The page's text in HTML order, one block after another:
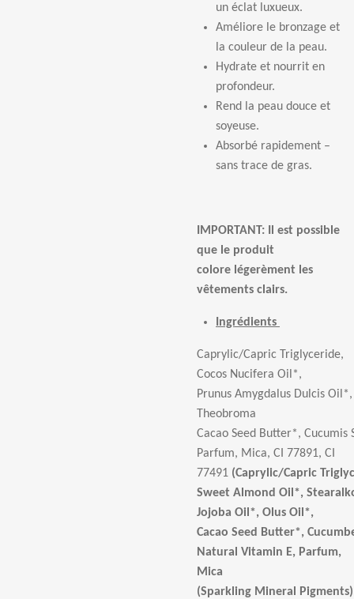
un éclat luxueux.
Améliore le bronzage et
la couleur de la peau.
Hydrate et nourrit en
profondeur.
Rend la peau douce et
soyeuse.
Absorbé rapidement –
sans trace de gras.
IMPORTANT: Il est possible
que le produit
colore légerèment les
vêtements clairs.
Ingrédients
Caprylic/Capric Triglyceride,
Cocos Nucifera Oil*,
Prunus Amygdalus Dulcis
Theobroma
Cacao Seed Butter*, Cucumis
Parfum, Mica, CI 77891, CI
77491 (Caprylic/Capric
Sweet Almond Oil*,
Jojoba Oil*, Olus Oil*,
Cacao Seed Butter*,
Natural Vitamin E, Parfum,
Mica
(Sparkling Mineral